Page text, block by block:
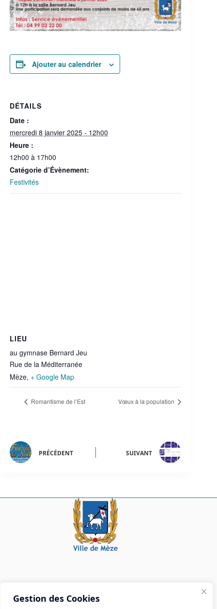
Gestion des Cookies
Ajouter au calendrier
DÉTAILS
Date :
mercredi 8 janvier 2025 - 12h00
Heure :
12h00 à 17h00
Catégorie d’Évènement:
Festivités
LIEU
au gymnase Bernard Jeu
Rue de la Méditerranée
Mèze, + Google Map
Romantisme de l’Est Vœux à la population
PRÉCÉDENT SUIVANT
Mairie de Mèze